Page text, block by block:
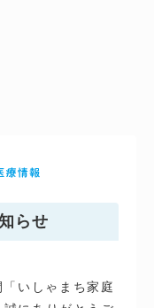
らせ
いしゃまち家庭